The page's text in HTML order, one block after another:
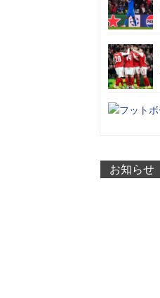
お知らせ